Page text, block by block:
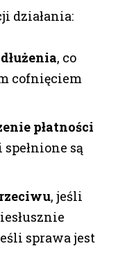
działania:
, co
cofnięciem
płatności
spełnione są
, jeśli
sprawa jest